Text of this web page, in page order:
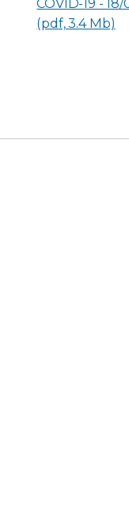
COVID-19 - 18/
(pdf, 3.4 Mb)